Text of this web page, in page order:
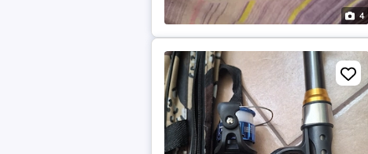
4